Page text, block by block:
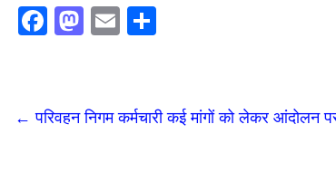
F
b
o
M
d
o
E
l e
← परिवहन निगम कर्मचारी कई मांगों को लेकर